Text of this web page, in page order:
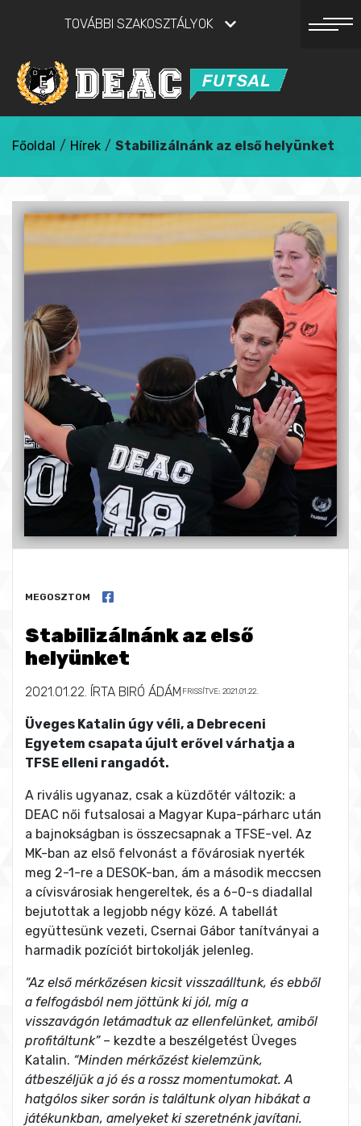
TOVÁBBI SZAKOSZTÁLYOK
Főoldal / Hírek / Stabilizálnánk az első helyünket
Stabilizálnánk az első
helyünket
MEGOSZTOM
2021.01.22. ÍRTA BIRÓ ÁDÁM FRISSÍTVE: 2021.01.22.
Üveges Katalin úgy véli, a Debreceni
Egyetem csapata újult erővel várhatja a
TFSE elleni rangadót.
A rivális ugyanaz, csak a küzdőtér változik: a
DEAC női futsalosai a Magyar Kupa-párharc után
a bajnokságban is összecsapnak a TFSE-vel. Az
MK-ban az első felvonást a fővárosiak nyerték
meg 2-1-re a DESOK-ban, ám a második meccsen
a cívisvárosiak hengereltek, és a 6-0-s diadallal
bejutottak a legjobb négy közé. A tabellát
együttesünk vezeti, Csernai Gábor tanítványai a
harmadik pozíciót birtokolják jelenleg.
“Az első mérkőzésen kicsit visszaálltunk, és ebből
a felfogásból nem jöttünk ki jól, míg a
visszavágón letámadtuk az ellenfelünket, amiből
profitáltunk”– kezdte a beszélgetést Üveges
Katalin. “Minden mérkőzést kielemzünk,
átbeszéljük a jó és a rossz momentumokat. A
hatgólos siker során is találtunk olyan hibákat a
játékunkban, amelyeket ki szeretnénk javítani.